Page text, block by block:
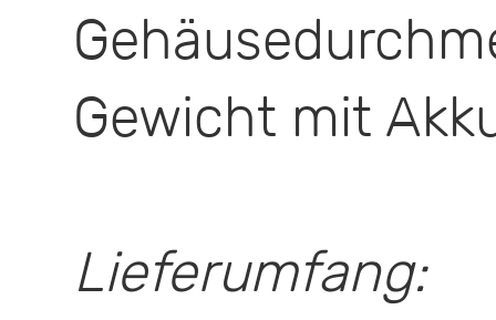
Gewicht mit
Lieferumfang: